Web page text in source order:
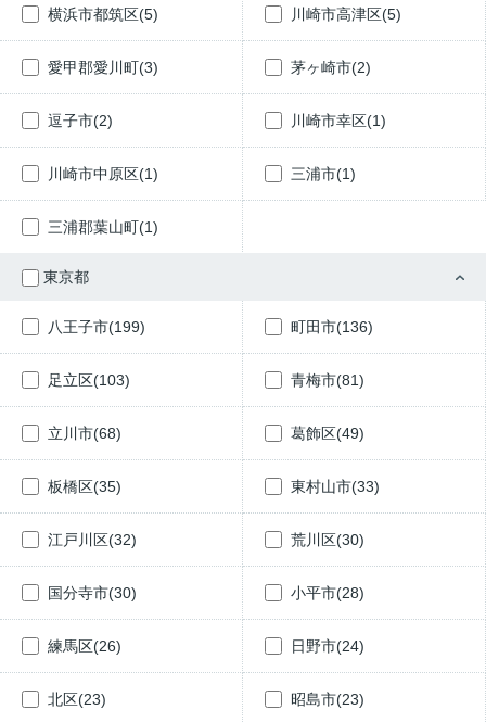
横浜市都筑区(5) 川崎市高津区(5)
愛甲郡愛川町(3) 茅ヶ崎市(2)
逗子市(2) 川崎市幸区(1)
川崎市中原区(1) 三浦市(1)
三浦郡葉山町(1)
東京都
八王子市(199) 町田市(136)
足立区(103) 青梅市(81)
立川市(68) 葛飾区(49)
板橋区(35) 東村山市(33)
江戸川区(32) 荒川区(30)
国分寺市(30) 小平市(28)
練馬区(26) 日野市(24)
北区(23) 昭島市(23)